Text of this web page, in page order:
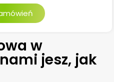
w
jesz, jak